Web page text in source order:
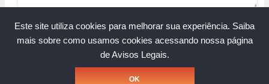
Este site utiliza cookies para melhorar sua experiência. Saiba
mais sobre como usamos cookies acessando nossa página
de Avisos Legais.
OK